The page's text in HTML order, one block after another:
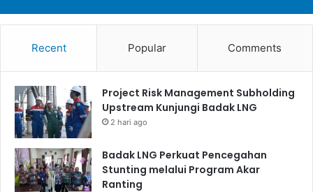
Recent Popular Comments
Project Risk Management Subholding
Upstream Kunjungi Badak LNG
2 hari ago
Badak LNG Perkuat Pencegahan
Stunting melalui Program Akar
Ranting